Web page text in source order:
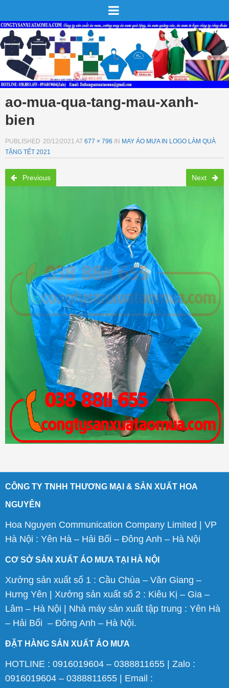
ao-mua-qua-tang-mau-xanh-
bien
PUBLISHED 20/12/2021 AT 677 × 796 IN MAY ÁO MƯA IN LOGO LÀM QUÀ
TẶNG TẾT 2021
Previous Next
CÔNG TY TNHH THƯƠNG MẠI & SẢN XUẤT HOA
NGUYÊN
Hoa Nguyen Communication Company Limited | VP
Hà Nội : Yên Hà – Hải Bối – Đông Anh – Hà Nội
CƠ SỞ SẢN XUẤT ÁO MƯA TẠI HÀ NỘI
Xưởng sản xuất số 1 : Cầu Chùa – Văn Giang –
Hưng Yên | Xưởng sản xuất số 2 : Kiêu Kị – Gia –
Lâm – Hà Nội | Nhà máy sản xuất tập trung : Yên Hà
– Hải Bối – Đông Anh – Hà Nội.
ĐẶT HÀNG SẢN XUẤT ÁO MƯA
HOTLINE : 0916019604 – 0388811655 | Zalo :
0916019604 – 0388811655 | Email :